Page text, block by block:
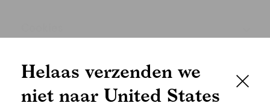
graag persoonlijk
Helaas verzenden we
niet naar United States